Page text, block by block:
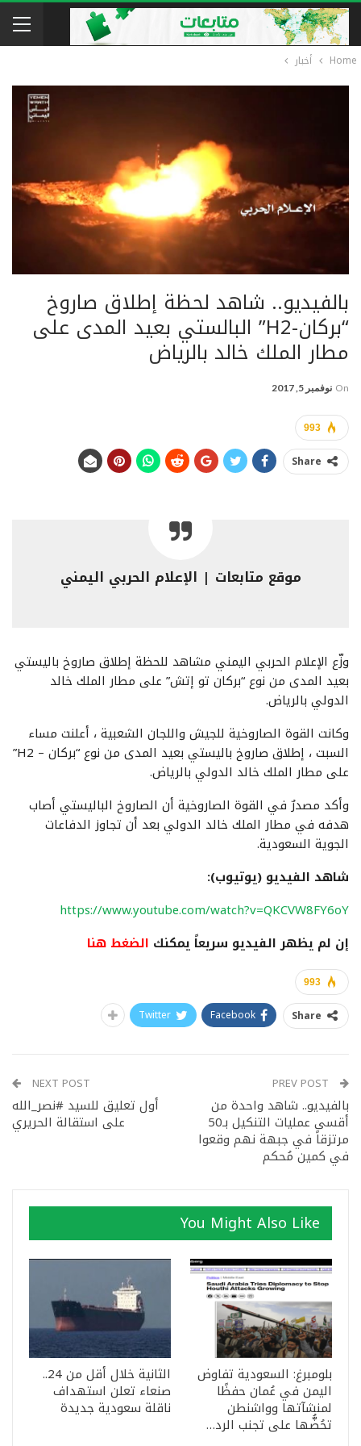
Home أخبار
بالفيديو.. شاهد لحظة إطلاق صاروخ
“بركان-H2” البالستي بعيد المدى على
مطار الملك خالد بالرياض
On نوفمبر 5, 2017
993
Share
موقع متابعات | الإعلام الحربي اليمني
وزّع الإعلام الحربي اليمني مشاهد للحظة إطلاق صاروخ باليستي
بعيد المدى من نوع “بركان تو إتش” على مطار الملك خالد
الدولي بالرياض.
وكانت القوة الصاروخية للجيش واللجان الشعبية ، أعلنت مساء
السبت ، إطلاق صاروخ باليستي بعيد المدى من نوع “بركان – H2”
على مطار الملك خالد الدولي بالرياض.
وأكد مصدرٌ في القوة الصاروخية أن الصاروخ الباليستي أصاب
هدفه في مطار الملك خالد الدولي بعد أن تجاوز الدفاعات
الجوية السعودية.
شاهد الفيديو (يوتيوب):
https://www.youtube.com/watch?v=QKCVW8FY6oY
إن لم يظهر الفيديو سريعاً يمكنك الضغط هنا
993
Share
Facebook
Twitter
بالفيديو.. شاهد واحدة من
أقسى عمليات التنكيل بـ50
مرتزقاً في جبهة نهم وقعوا
في كمين مُحكم
NEXT POST
أول تعليق للسيد #نصر_الله
على استقالة الحريري
You Might Also Like
بلومبرغ: السعودية تفاوض
اليمن في عُمان حفظًا
لمنشآتها وواشنطن
تحُضُّها على تجنب الرد…
الثانية خلال أقل من 24..
صنعاء تعلن استهداف
ناقلة سعودية جديدة